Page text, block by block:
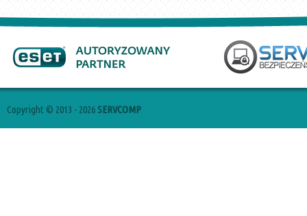
Copyright © 2013 - 2026 SERVCOMP